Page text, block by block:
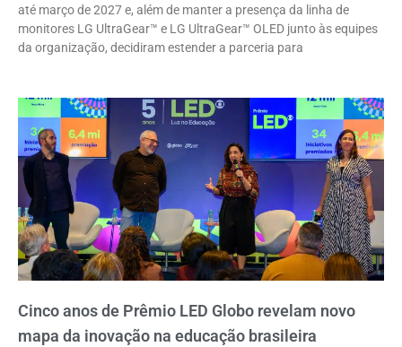
até março de 2027 e, além de manter a presença da linha de
monitores LG UltraGear™ e LG UltraGear™ OLED junto às equipes
da organização, decidiram estender a parceria para
Cinco anos de Prêmio LED Globo revelam novo
mapa da inovação na educação brasileira